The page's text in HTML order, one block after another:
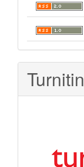
Turnitin